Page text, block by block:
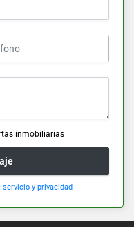
inmobiliarias
servicio y privacidad